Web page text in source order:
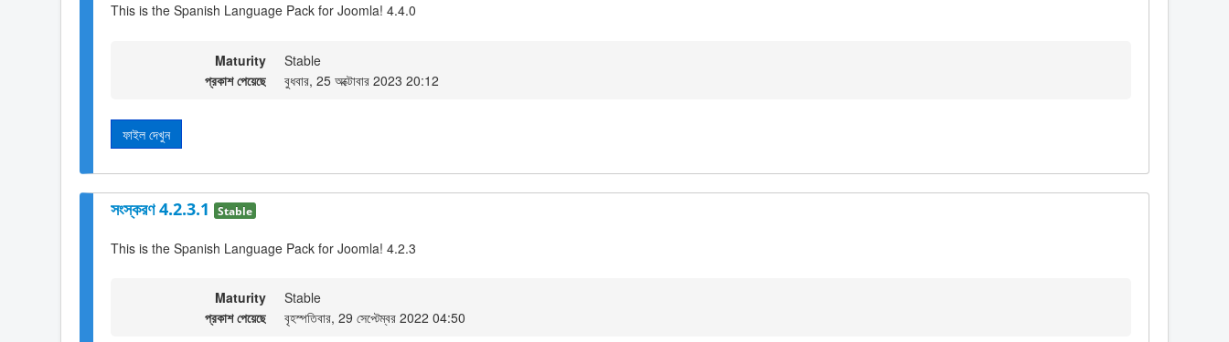
This is the Spanish Language Pack for Joomla! 4.4.0
Maturity
Stable
প্রকাশ পেয়েছে
বুধবার, 25 অক্টোবার 2023 20:12
ফাইল দেখুন
সংস্করণ 4.2.3.1 Stable
This is the Spanish Language Pack for Joomla! 4.2.3
Maturity
Stable
প্রকাশ পেয়েছে
বৃহস্পতিবার, 29 সেপ্টেম্বর 2022 04:50